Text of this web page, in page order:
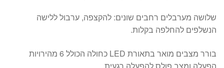
שלושה מערבלים רחבים שונים: להקצפה, ערבול ללישה
הנשלפים להחלפה בקלות.
בורר מצבים מואר בתאורת LED כחולה הכולל 6 מהירויות
הפעלה ומצב פולס להפעלה רגעית.